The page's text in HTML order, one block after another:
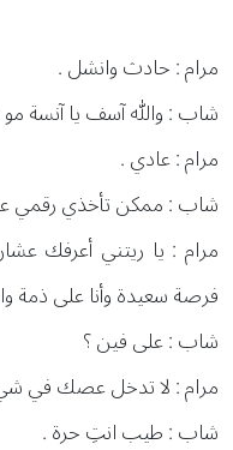
مرام : حادث وانشل .
شاب : والله آسف يا آنسة
مرام : عادي .
شاب : ممكن تأخذي رقمي
مرام : يا ريتني أعرفك
فرصة سعيدة وأنا على
شاب : على فين ؟
مرام : لا تدخل عصك في
شاب : طيب انتِ حرة .